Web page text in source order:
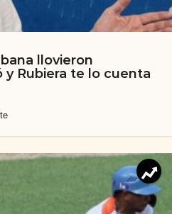
llovieron
y Rubiera te lo cuenta